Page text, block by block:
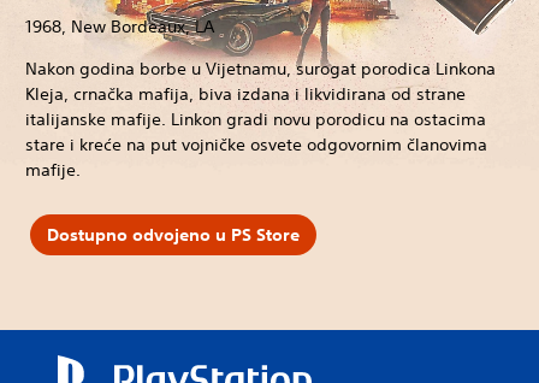
1968, New Bordeaux, LA
Nakon godina borbe u Vijetnamu, surogat porodica Linkona
Kleja, crnačka mafija, biva izdana i likvidirana od strane
italijanske mafije. Linkon gradi novu porodicu na ostacima
stare i kreće na put vojničke osvete odgovornim članovima
mafije.
Dostupno odvojeno u PS Store